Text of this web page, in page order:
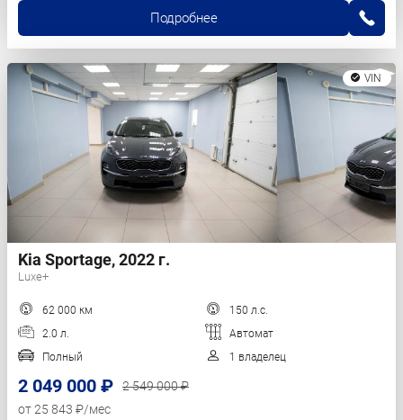
Подробнее
VIN
Kia Sportage, 2022 г.
Luxe+
62 000 км
150 л.с.
2.0 л.
Автомат
Полный
1 владелец
2 049 000 ₽
2 549 000 ₽
от 25 843 ₽/мес